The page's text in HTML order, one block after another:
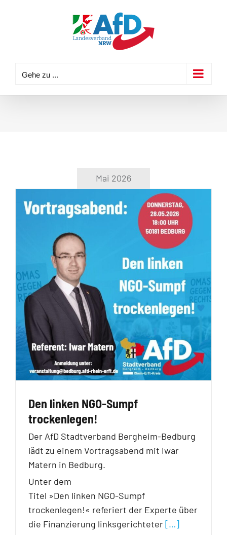
Gehe zu ...
Mai 2026
Den linken NGO-Sumpf
trockenlegen!
Der AfD Stadtverband Bergheim-Bedburg
lädt zu einem Vortragsabend mit Iwar
Matern in Bedburg.
Unter dem
Titel »Den linken NGO-Sumpf
trockenlegen!« referiert der Experte über
die Finanzierung linksgerichteter[…]